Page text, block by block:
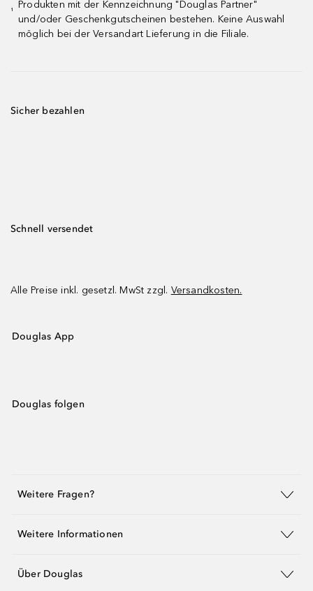
¹
Produkten mit der Kennzeichnung "Douglas Partner"
und/oder Geschenkgutscheinen bestehen. Keine Auswahl
möglich bei der Versandart Lieferung in die Filiale.
Sicher bezahlen
Schnell versendet
Alle Preise inkl. gesetzl. MwSt zzgl. Versandkosten.
Douglas App
Douglas folgen
Weitere Fragen?
Weitere Informationen
Über Douglas